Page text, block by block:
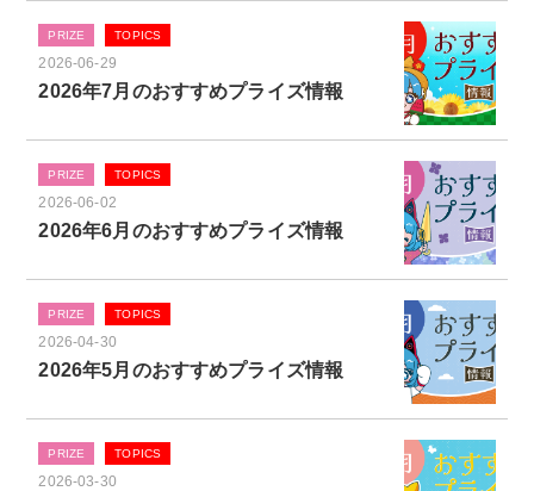
PRIZE TOPICS
2026-06-29
2026年7月のおすすめプライズ情報
PRIZE TOPICS
2026-06-02
2026年6月のおすすめプライズ情報
PRIZE TOPICS
2026-04-30
2026年5月のおすすめプライズ情報
PRIZE TOPICS
2026-03-30